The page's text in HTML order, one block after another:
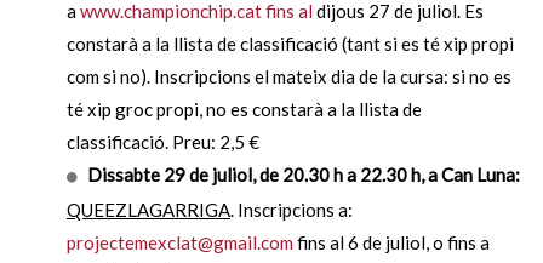
awww.championchip.catfins al dijous 27 de juliol. Es
constarà a la llista de classificació (tant si es té xip propi
com si no). Inscripcions el mateix dia de la cursa: si no es
té xip groc propi, no es constarà a la llista de
classificació. Preu: 2,5 €
Dissabte 29 de juliol, de 20.30 h a 22.30 h, a Can Luna:
QUEEZLAGARRIGA. Inscripcions a:
projectemexclat@gmail.com fins al 6 de juliol, o fins a